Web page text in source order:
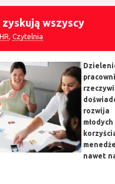
wszyscy
HR ,Czytelnia
rozwija
nawet